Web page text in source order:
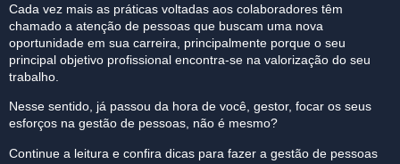
Cada vez mais as práticas voltadas aos colaboradores têm
chamado a atenção de pessoas que buscam uma nova
oportunidade em sua carreira, principalmente porque o seu
principal objetivo profissional encontra-se na valorização do seu
trabalho.
Nesse sentido, já passou da hora de você, gestor, focar os seus
esforços na gestão de pessoas, não é mesmo?
Continue a leitura e confira dicas para fazer a gestão de pessoas